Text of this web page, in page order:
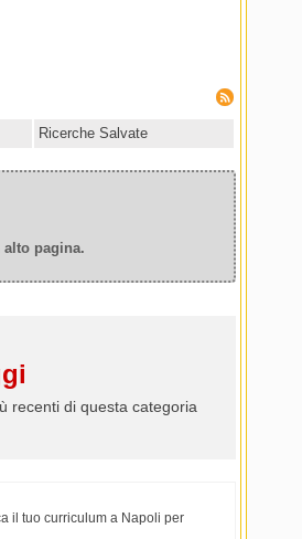
Ricerche Salvate
alto pagina.
recenti di questa categoria
il tuo curriculum a Napoli per